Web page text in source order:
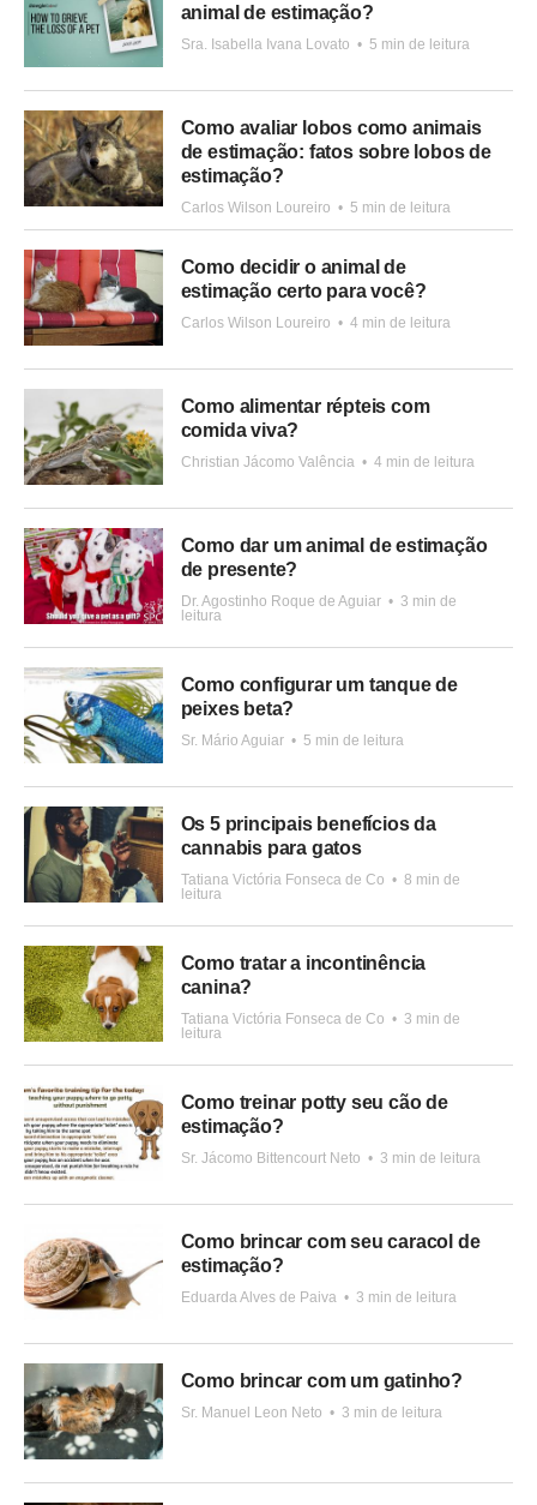
animal de estimação?
Sra. Isabella Ivana Lovato • 5 min de leitura
Como avaliar lobos como animais
de estimação: fatos sobre lobos de
estimação?
Carlos Wilson Loureiro • 5 min de leitura
Como decidir o animal de
estimação certo para você?
Carlos Wilson Loureiro • 4 min de leitura
Como alimentar répteis com
comida viva?
Christian Jácomo Valência • 4 min de leitura
Como dar um animal de estimação
de presente?
Dr. Agostinho Roque de Aguiar • 3 min de
leitura
Como configurar um tanque de
peixes beta?
Sr. Mário Aguiar • 5 min de leitura
Os 5 principais benefícios da
cannabis para gatos
Tatiana Victória Fonseca de Co • 8 min de
leitura
Como tratar a incontinência
canina?
Tatiana Victória Fonseca de Co • 3 min de
leitura
Como treinar potty seu cão de
estimação?
Sr. Jácomo Bittencourt Neto • 3 min de leitura
Como brincar com seu caracol de
estimação?
Eduarda Alves de Paiva • 3 min de leitura
Como brincar com um gatinho?
Sr. Manuel Leon Neto • 3 min de leitura